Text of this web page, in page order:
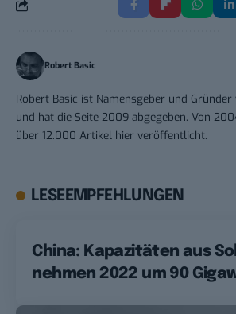
Robert Basic
Robert Basic ist Namensgeber und Gründer
und hat die Seite 2009 abgegeben. Von
über 12.000 Artikel hier veröffentlicht.
LESEEMPFEHLUNGEN
China: Kapazitäten aus
nehmen 2022 um 90